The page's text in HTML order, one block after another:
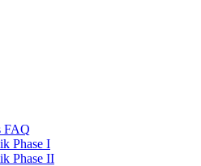
FAQ
Phase I
Phase II